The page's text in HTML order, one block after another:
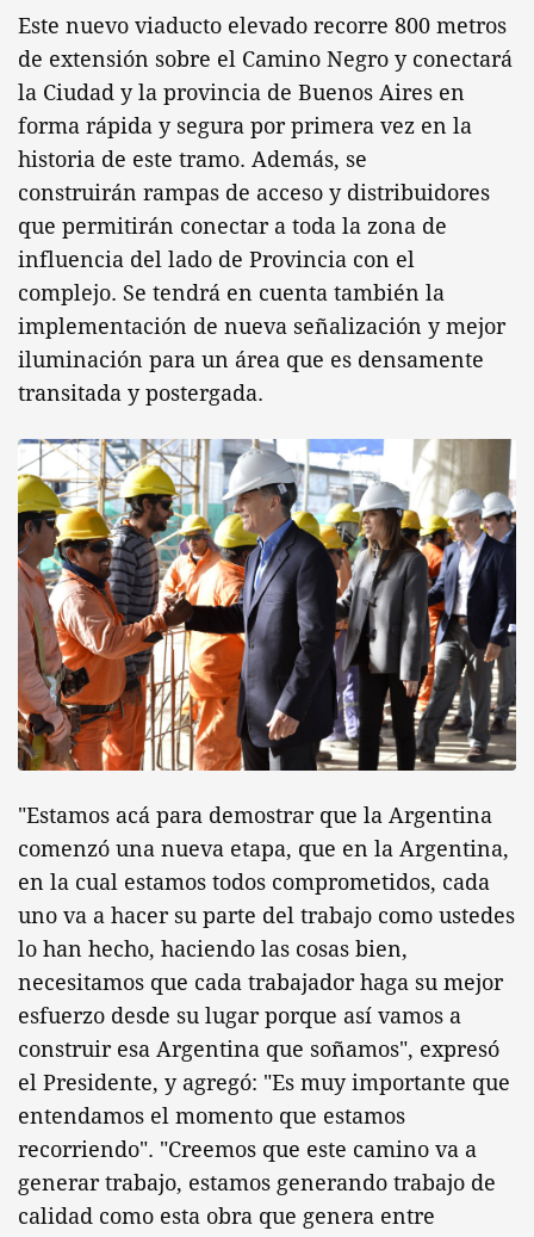
Este nuevo viaducto elevado recorre 800 metros
de extensión sobre el Camino Negro y conectará
la Ciudad y la provincia de Buenos Aires en
forma rápida y segura por primera vez en la
historia de este tramo. Además, se
construirán rampas de acceso y distribuidores
que permitirán conectar a toda la zona de
influencia del lado de Provincia con el
complejo. Se tendrá en cuenta también la
implementación de nueva señalización y mejor
iluminación para un área que es densamente
transitada y postergada.
"Estamos acá para demostrar que la Argentina
comenzó una nueva etapa, que en la Argentina,
en la cual estamos todos comprometidos, cada
uno va a hacer su parte del trabajo como ustedes
lo han hecho, haciendo las cosas bien,
necesitamos que cada trabajador haga su mejor
esfuerzo desde su lugar porque así vamos a
construir esa Argentina que soñamos", expresó
el Presidente, y agregó: "Es muy importante que
entendamos el momento que estamos
recorriendo". "Creemos que este camino va a
generar trabajo, estamos generando trabajo de
calidad como esta obra que genera entre